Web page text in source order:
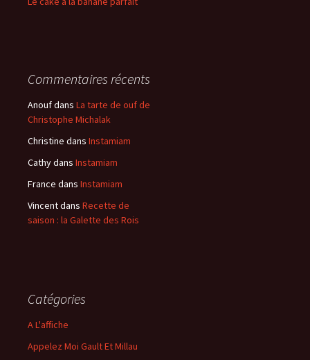
Commentaires récents
Anoufdans La tarte de ouf de
Christophe Michalak
Christine dans Instamiam
Cathydans Instamiam
France dans Instamiam
Vincentdans Recette de
saison : la Galette des Rois
Catégories
A L'affiche
Appelez Moi Gault Et Millau